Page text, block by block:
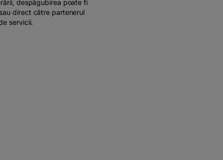
despăgubirea poate fi
direct către partenerul
servicii.